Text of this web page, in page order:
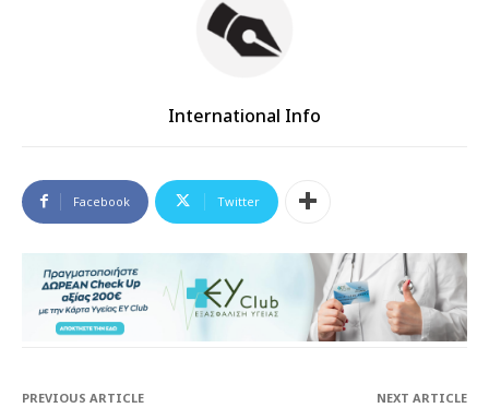
International Info
Facebook Twitter
PREVIOUS ARTICLE NEXT ARTICLE